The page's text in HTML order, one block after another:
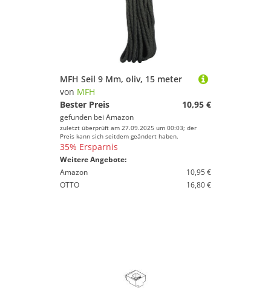
MFH Seil 9 Mm, oliv, 15 meter
von MFH
Bester Preis
10,95 €
gefunden bei Amazon
zuletzt überprüft am 27.09.2025 um 00:03; der
Preis kann sich seitdem geändert haben.
35% Ersparnis
Weitere Angebote:
Amazon
10,95 €
OTTO
16,80 €